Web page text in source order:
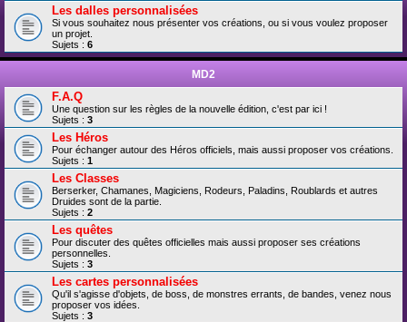
Les dalles personnalisées
Si vous souhaitez nous présenter vos créations, ou si vous voulez proposer
un projet.
Sujets : 6
MD2
F.A.Q
Une question sur les règles de la nouvelle édition, c'est par ici !
Sujets : 3
Les Héros
Pour échanger autour des Héros officiels, mais aussi proposer vos créations.
Sujets : 1
Les Classes
Berserker, Chamanes, Magiciens, Rodeurs, Paladins, Roublards et autres
Druides sont de la partie.
Sujets : 2
Les quêtes
Pour discuter des quêtes officielles mais aussi proposer ses créations
personnelles.
Sujets : 3
Les cartes personnalisées
Qu'il s'agisse d'objets, de boss, de monstres errants, de bandes, venez nous
proposer vos idées.
Sujets : 3